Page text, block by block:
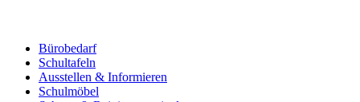
Bürobedarf
Schultafeln
Ausstellen & Informieren
Schulmöbel